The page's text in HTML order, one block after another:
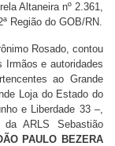
Altaneira nº 2.361,
Região do GOB/RN.
Rosado, contou
Irmãos e autoridades
ao Grande
Loja do Estado do
e Liberdade 33 –,
ARLS Sebastião
PAULO BEZERA